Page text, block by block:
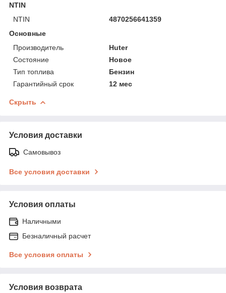
NTIN
NTIN
4870256641359
Основные
Производитель
Huter
Состояние
Новое
Тип топлива
Бензин
Гарантийный срок
12 мес
Скрыть
Условия доставки
Самовывоз
Все условия доставки
Условия оплаты
Наличными
Безналичный расчет
Все условия оплаты
Условия возврата